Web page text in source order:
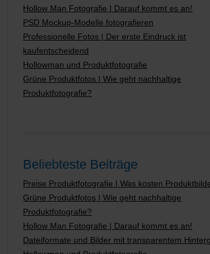
Hollow Man Fotografie | Darauf kommt es an!
PSD Mockup-Modelle fotografieren
Professionelle Fotos | Der erste Eindruck ist
kaufentscheidend
Hollowman und Produktfotografie
Grüne Produktfotos | Wie geht nachhaltige
Produktfotografie?
Beliebteste Beiträge
Preise Produktfotografie | Was kosten
Grüne Produktfotos | Wie geht nachhaltige
Produktfotografie?
Hollow Man Fotografie | Darauf kommt es an!
Dateiformate und Bilder mit transparentem